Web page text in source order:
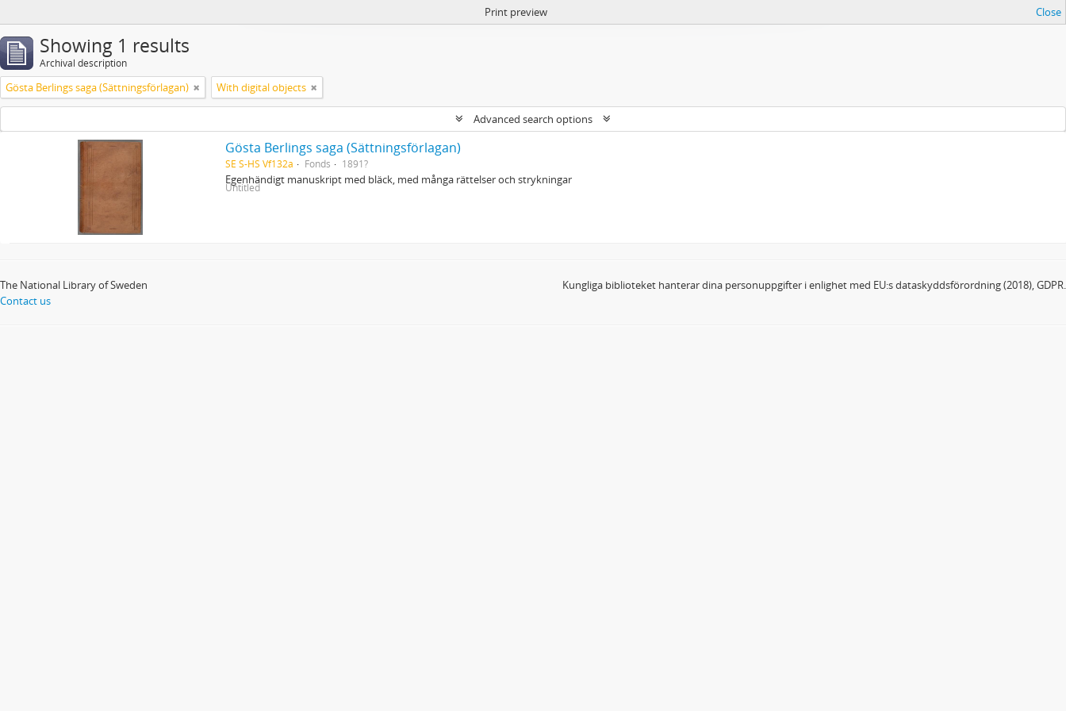
Print preview Close
Showing 1 results
Archival description
Gösta Berlings saga (Sättningsförlagan) With digital objects
Advanced search options
Gösta Berlings saga (Sättningsförlagan)
SE S-HS Vf132a Fonds 1891?
Egenhändigt manuskript med bläck, med många rättelser och strykningar
Untitled
The National Library of Sweden
Contact us
Kungliga biblioteket hanterar dina personuppgifter i enlighet med EU:s dataskyddsförordning (2018), GDPR.